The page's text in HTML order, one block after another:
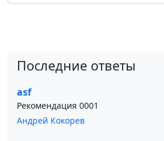
Последние ответы
asf
Рекомендация 0001
Андрей Кокорев